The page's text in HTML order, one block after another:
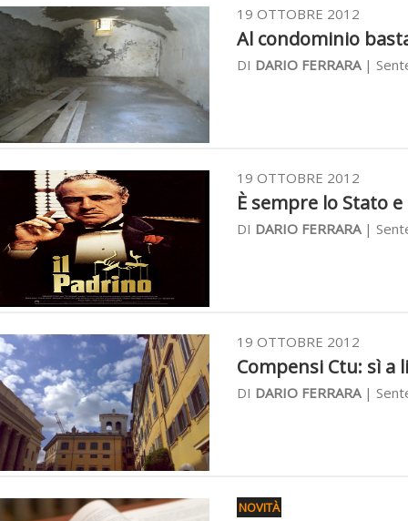
19 OTTOBRE 2012
Al condominio
DI DARIO FERRARA|
19 OTTOBRE 2012
È sempre lo Stato
DI DARIO FERRARA|
19 OTTOBRE 2012
Compensi Ctu: sì
DI DARIO FERRARA|
NOVITÀ